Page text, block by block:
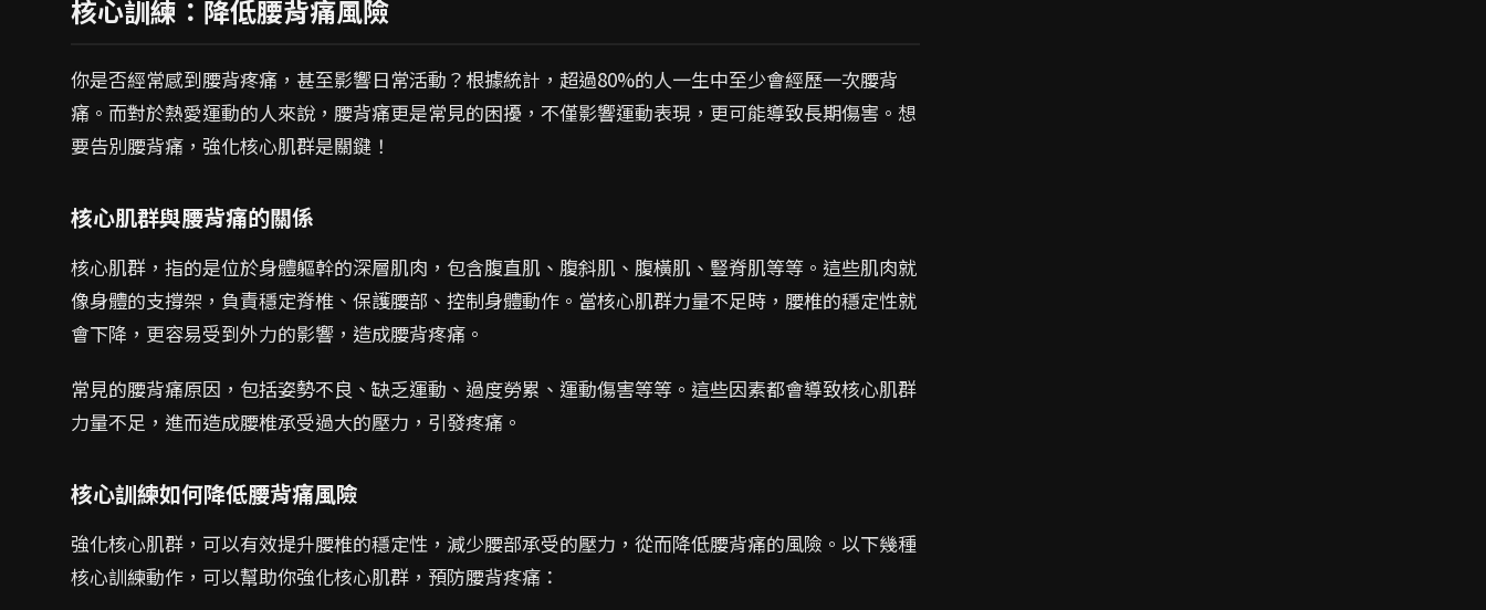
核心訓練：降低腰背痛風險
你是否經常感到腰背疼痛，甚至影響日常活動？根據統計，超過80%的人一生中至少會經歷一次腰背
痛。而對於熱愛運動的人來說，腰背痛更是常見的困擾，不僅影響運動表現，更可能導致長期傷害。想
要告別腰背痛，強化核心肌群是關鍵！
核心肌群與腰背痛的關係
核心肌群，指的是位於身體軀幹的深層肌肉，包含腹直肌、腹斜肌、腹橫肌、豎脊肌等等。這些肌肉就
像身體的支撐架，負責穩定脊椎、保護腰部、控制身體動作。當核心肌群力量不足時，腰椎的穩定性就
會下降，更容易受到外力的影響，造成腰背疼痛。
常見的腰背痛原因，包括姿勢不良、缺乏運動、過度勞累、運動傷害等等。這些因素都會導致核心肌群
力量不足，進而造成腰椎承受過大的壓力，引發疼痛。
核心訓練如何降低腰背痛風險
強化核心肌群，可以有效提升腰椎的穩定性，減少腰部承受的壓力，從而降低腰背痛的風險。以下幾種
核心訓練動作，可以幫助你強化核心肌群，預防腰背疼痛：